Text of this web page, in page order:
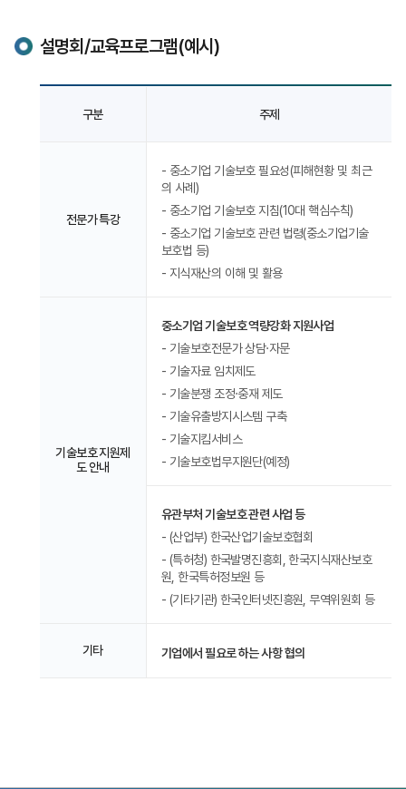
설명회/교육프로그램(예시)
전문가특강,
구분 주제
전문가 특강
- 중소기업 기술보호 필요성(피해현황 및 최근
의 사례)
- 중소기업 기술보호 지침(10대 핵심수칙)
- 중소기업 기술보호 관련 법령(중소기업기술
보호법 등)
- 지식재산의 이해 및 활용
기술보호 지원제
도 안내
중소기업 기술보호 역량강화 지원사업
- 기술보호전문가 상담·자문
- 기술자료 임치제도
- 기술분쟁 조정·중재 제도
- 기술유출방지시스템 구축
- 기술지킴서비스
- 기술보호법무지원단(예정)
유관부처 기술보호 관련 사업 등
- (산업부) 한국산업기술보호협회
- (특허청) 한국발명진흥회, 한국지식재산보호
원, 한국특허정보원 등
- (기타기관) 한국인터넷진흥원, 무역위원회 등
기타 기업에서 필요로 하는 사항 협의